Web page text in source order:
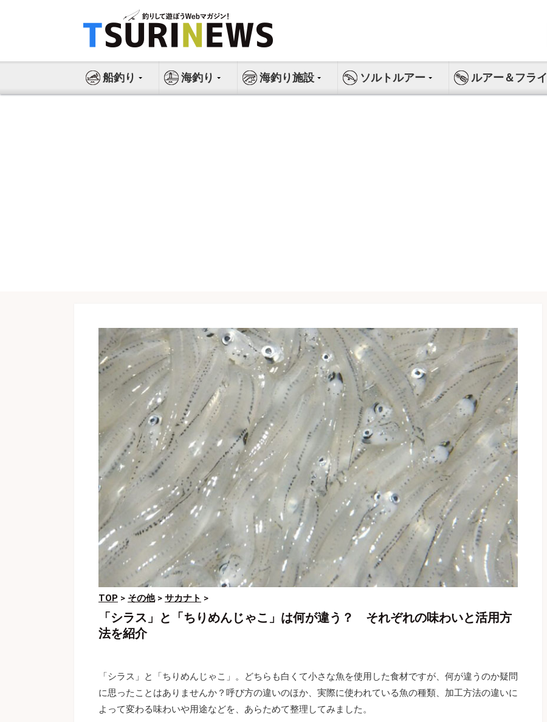
ス
船釣り 海釣り 海釣り施設 ソルトルアー ルアー＆フライ
TOP > その他> サカナト >
「シラス」と「ちりめんじゃこ」は何が違う？ それぞれの味わいと活用方
法を紹介
「シラス」と「ちりめんじゃこ」。どちらも白くて小さな魚を使用した食材ですが、何が違うのか疑問
に思ったことはありませんか？呼び方の違いのほか、実際に使われている魚の種類、加工方法の違いに
よって変わる味わいや用途などを、あらためて整理してみました。